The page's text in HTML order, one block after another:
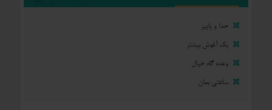
خدا و پاییز
یک آغوش بیشتر
وعده گاه خیال
ساعتی بمان